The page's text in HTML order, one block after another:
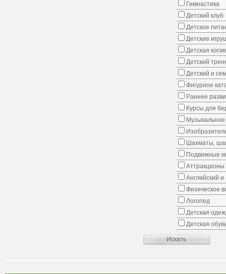
Гимнастика
Детский клуб
Детское
Детские
Детская
Детский
Детский и
Фигурное
Раннее
Курсы для
Шахматы,
Подвижные
Аттракционы
Английский
Физическое
Логопед
Детская
Детская